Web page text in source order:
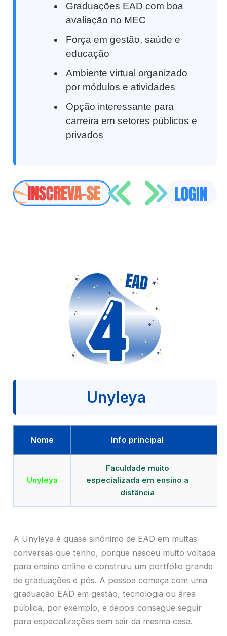
Graduações EAD com boa
avaliação no MEC
Força em gestão, saúde e
educação
Ambiente virtual organizado
por módulos e atividades
Opção interessante para
carreira em setores públicos e
privados
Unyleya
Nome Info principal
Unyleya
Faculdade muito
especializada em ensino a
distância
A Unyleya é quase sinônimo de EAD em muitas
conversas que tenho, porque nasceu muito voltada
para ensino online e construiu um portfólio grande
de graduações e pós. A pessoa começa com uma
graduação EAD em gestão, tecnologia ou área
pública, por exemplo, e depois consegue seguir
para especializações sem sair da mesma casa.